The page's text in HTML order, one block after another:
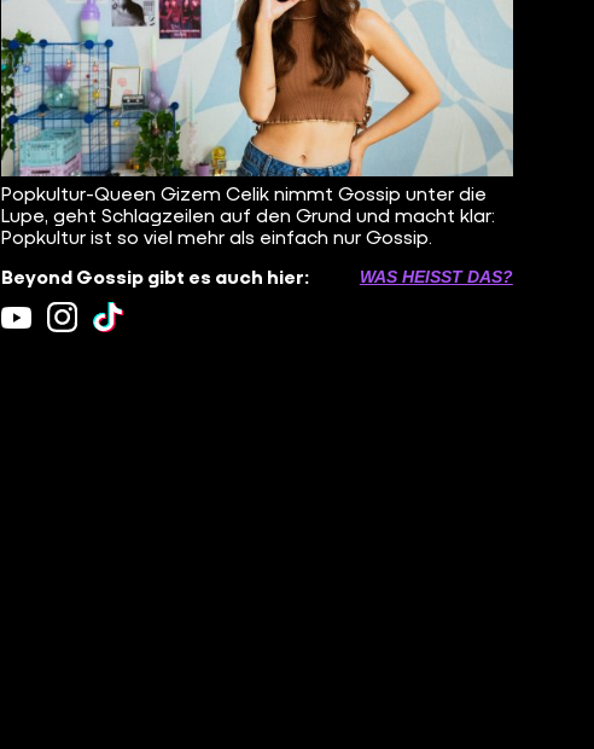
Popkultur-Queen Gizem Celik nimmt Gossip unter die
Lupe, geht Schlagzeilen auf den Grund und macht klar:
Popkultur ist so viel mehr als einfach nur Gossip.
Beyond Gossip gibt es auch hier:
WAS HEISST DAS?